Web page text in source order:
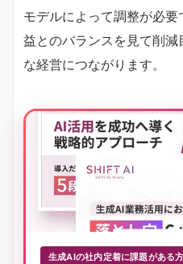
モデルによって調整が必
益とのバランスを見て削
な経営につながります。
生成AIの社内定着に課題がある